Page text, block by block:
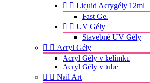
  Liquid Acrygély 12ml
Fast Gel
  UV Gély
Stavebné UV Gély
  Acryl Gély
Acryl Gély v kelímku
Acryl Gély v tube
  Nail Art